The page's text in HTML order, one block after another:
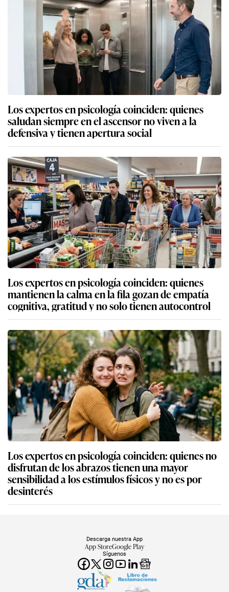
Los expertos en psicología coinciden: quienes
saludan siempre en el ascensor no viven a la
defensiva y tienen apertura social
Los expertos en psicología coinciden: quienes
mantienen la calma en la fila gozan de empatía
cognitiva, gratitud y no solo tienen autocontrol
Los expertos en psicología coinciden: quienes no
disfrutan de los abrazos tienen una mayor
sensibilidad a los estímulos físicos y no es por
desinterés
Síguenos
Descarga nuestra App
App StoreGoogle Play